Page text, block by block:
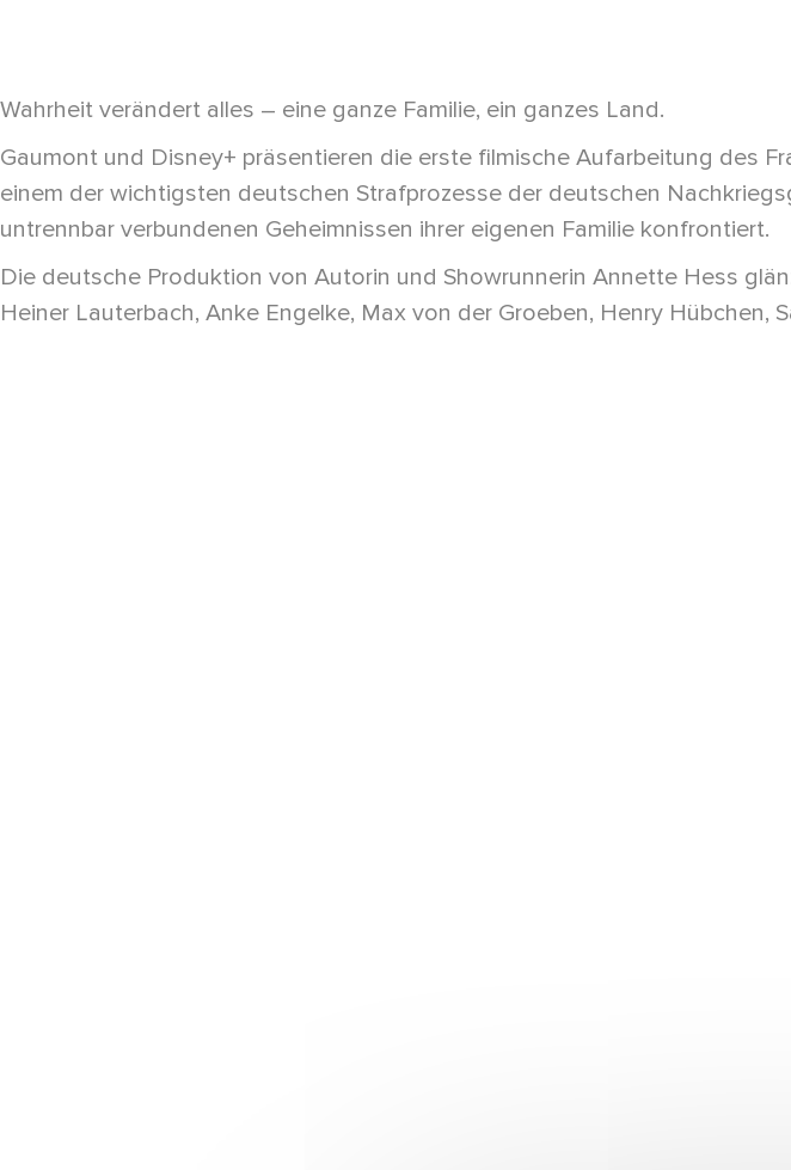
Wahrheit verändert alles – eine ganze Familie, ein ganzes Land.
Gaumont und Disney+ präsentieren die erste filmische Aufarbeitung des
einem der wichtigsten deutschen Strafprozesse der deutschen
untrennbar verbundenen Geheimnissen ihrer eigenen Familie konfrontiert.
Die deutsche Produktion von Autorin und Showrunnerin Annette Hess
Heiner Lauterbach, Anke Engelke, Max von der Groeben, Henry Hübchen,